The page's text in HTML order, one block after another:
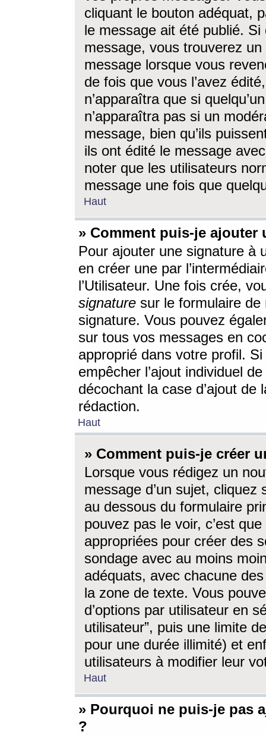
cliquant le bouton adéquat,
le message ait été publié. Si
message, vous trouverez
message lorsque vous
de fois que vous l’avez
n’apparaîtra que si
n’apparaîtra pas si un
message, bien qu’ils
ils ont édité le message
noter que les utilisateurs
message une fois que
Haut
» Comment puis-je ajouter
Pour ajouter une signature à
en créer une par
l’Utilisateur. Une fois crée,
signature sur le formulaire de
signature. Vous pouvez
sur tous vos messages en
approprié dans votre profil.
empêcher l’ajout individuel
décochant la case d’ajout
rédaction.
Haut
» Comment puis-je créer
Lorsque vous rédigez un
message d’un sujet, cliquez
au dessous du formulaire
pouvez pas le voir, c’est
appropriées pour créer des
sondage avec au moins
adéquats, avec chacune
la zone de texte. Vous
d’options par utilisateur en
utilisateur”, puis une limite
pour une durée illimité) et
utilisateurs à modifier leur
Haut
» Pourquoi ne puis-je pas
?